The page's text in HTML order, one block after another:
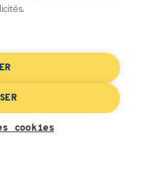
cookies